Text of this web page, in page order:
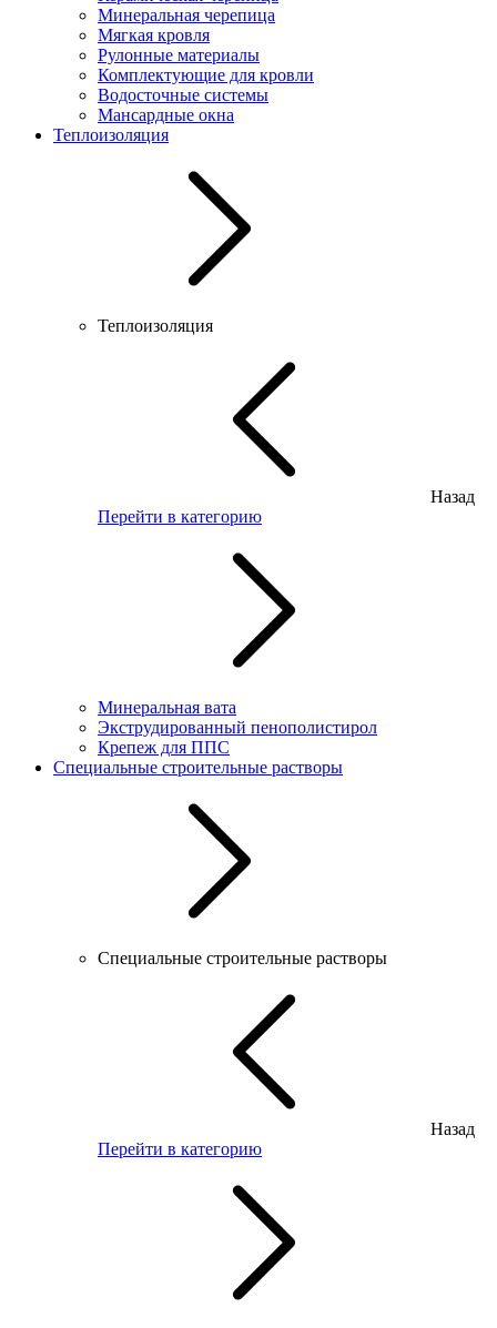
Минеральная черепица
Мягкая кровля
Рулонные материалы
Комплектующие для кровли
Водосточные системы
Мансардные окна
Теплоизоляция
Теплоизоляция
Назад
Перейти в категорию
Минеральная вата
Экструдированный пенополистирол
Крепеж для ППС
Специальные строительные растворы
Специальные строительные растворы
Назад
Перейти в категорию